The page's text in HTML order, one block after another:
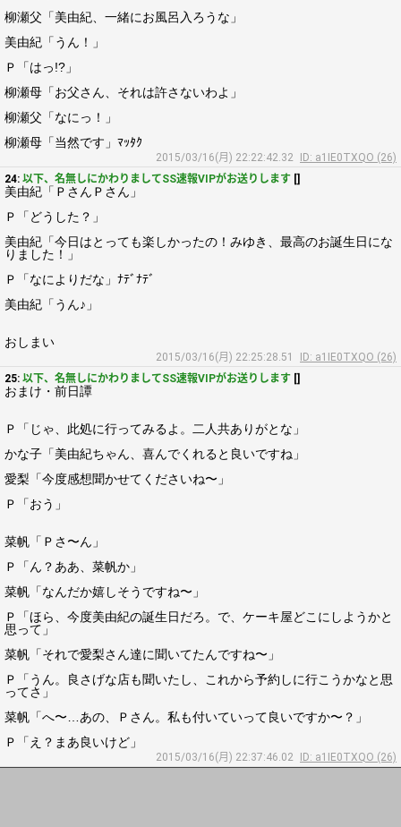
柳瀬父「美由紀、一緒にお風呂入ろうな」
美由紀「うん！」
Ｐ「はっ!?」
柳瀬母「お父さん、それは許さないわよ」
柳瀬父「なにっ！」
柳瀬母「当然です」ﾏｯﾀｸ
2015/03/16(月) 22:22:42.32
ID: a1IE0TXQO (26)
24: 以下、名無しにかわりましてSS速報VIPがお送りします []
美由紀「ＰさんＰさん」
Ｐ「どうした？」
美由紀「今日はとっても楽しかったの！みゆき、最高のお誕生日にな
りました！」
Ｐ「なによりだな」ﾅﾃﾞﾅﾃﾞ
美由紀「うん♪」
おしまい
2015/03/16(月) 22:25:28.51
ID: a1IE0TXQO (26)
25: 以下、名無しにかわりましてSS速報VIPがお送りします []
おまけ・前日譚
Ｐ「じゃ、此処に行ってみるよ。二人共ありがとな」
かな子「美由紀ちゃん、喜んでくれると良いですね」
愛梨「今度感想聞かせてくださいね〜」
Ｐ「おう」
菜帆「Ｐさ〜ん」
Ｐ「ん？ああ、菜帆か」
菜帆「なんだか嬉しそうですね〜」
Ｐ「ほら、今度美由紀の誕生日だろ。で、ケーキ屋どこにしようかと
思って」
菜帆「それで愛梨さん達に聞いてたんですね〜」
Ｐ「うん。良さげな店も聞いたし、これから予約しに行こうかなと思
ってさ」
菜帆「へ〜…あの、Ｐさん。私も付いていって良いですか〜？」
Ｐ「え？まあ良いけど」
2015/03/16(月) 22:37:46.02 ID: a1IE0TXQO (26)